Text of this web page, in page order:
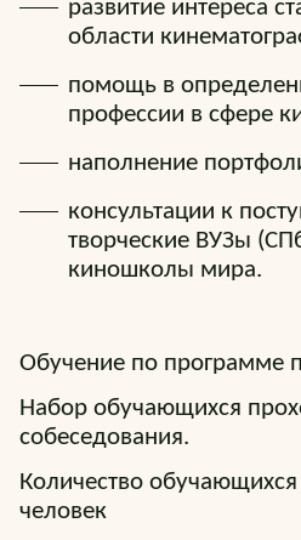
развитие интереса
области
помощь в
профессии в сфере
наполнение
консультации к
творческие ВУЗы
киношколы мира.
Обучение по программе
Набор обучающихся
собеседования.
Количество
человек